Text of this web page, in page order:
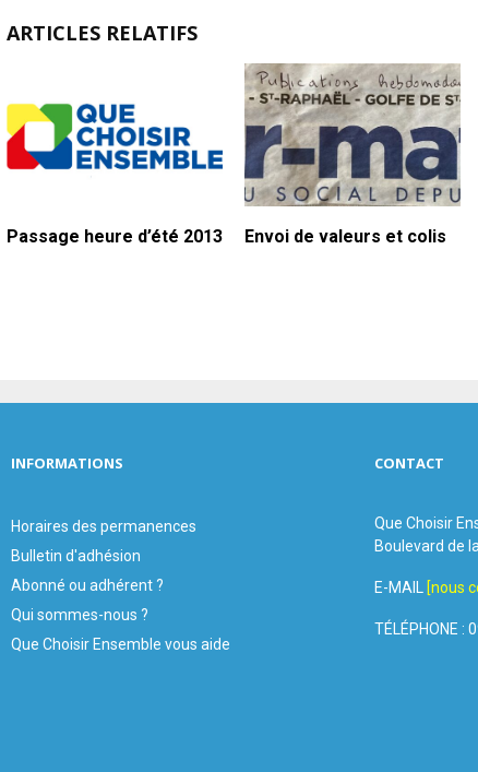
ARTICLES RELATIFS
Passage heure d’été 2013 Envoi de valeurs et colis
INFORMATIONS
Horaires des permanences
Bulletin d'adhésion
Abonné ou adhérent ?
Qui sommes-nous ?
Que Choisir Ensemble vous aide
CONTACT
Que Choisir
Boulevard de
E-MAIL [nous
TÉLÉPHONE :